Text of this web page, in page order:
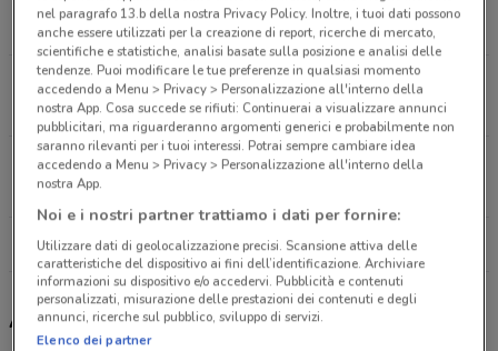
14.4 km
Via Piccinni, 78 Toritto
21.9 km
VIA TRIPOLI 111/DE Terlizzi
27.4 km
Tutti i negozi Echo
Altri volantini nelle vicinanze
nel paragrafo 13.b della nostra Privacy Policy. Inoltre, i tuoi dati possono
anche essere utilizzati per la creazione di report, ricerche di mercato,
scientifiche e statistiche, analisi basate sulla posizione e analisi delle
tendenze. Puoi modificare le tue preferenze in qualsiasi momento
accedendo a Menu > Privacy > Personalizzazione all'interno della
nostra App. Cosa succede se rifiuti: Continuerai a visualizzare annunci
pubblicitari, ma riguarderanno argomenti generici e probabilmente non
saranno rilevanti per i tuoi interessi. Potrai sempre cambiare idea
accedendo a Menu > Privacy > Personalizzazione all'interno della
nostra App.
Noi e i nostri partner trattiamo i dati per fornire:
Utilizzare dati di geolocalizzazione precisi. Scansione attiva delle
caratteristiche del dispositivo ai fini dell’identificazione. Archiviare
informazioni su dispositivo e/o accedervi. Pubblicità e contenuti
personalizzati, misurazione delle prestazioni dei contenuti e degli
annunci, ricerche sul pubblico, sviluppo di servizi.
Elenco dei partner